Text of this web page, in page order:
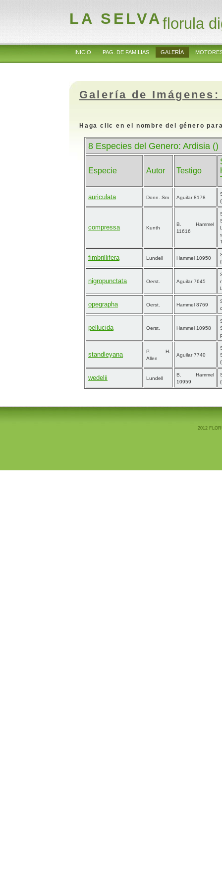
LA SELVAflorula
INICIO PAG. DE FAMILIAS GALERÍA
Galería de
Haga clic en el nombre del género
8 Especies del Genero: Ardisia ()
Especie Autor Testigo
auriculata Donn. Sm Aguilar 8178
compressa Kunth
B. Hammel
11616
fimbrillifera Lundell Hammel 10950
nigropunctata Oerst. Aguilar 7645
opegrapha Oerst. Hammel 8769
pellucida Oerst. Hammel 10958
standleyana
P. H.
Allen
Aguilar 7740
wedelii Lundell
B. Hammel
10959
2012